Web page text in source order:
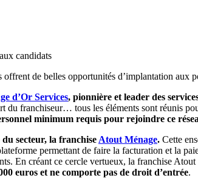
candidats
offrent de belles opportunités d’implantation aux
d’Or Services, pionnière et leader des
du franchiseur… tous les éléments sont réunis
minimum requis pour rejoindre ce
secteur, la franchise Atout Ménage. Cette
permettant de faire la facturation et la
En créant ce cercle vertueux, la franchise
euros et ne comporte pas de droit d’entrée.